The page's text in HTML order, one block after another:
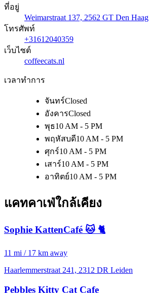
ที่อยู่
Weimarstraat 137, 2562 GT Den Haag
โทรศัพท์
+31612040359
เว็บไซต์
coffeecats.nl
เวลาทำการ
จันทร์Closed
อังคารClosed
พุธ10 AM - 5 PM
พฤหัสบดี10 AM - 5 PM
ศุกร์10 AM - 5 PM
เสาร์10 AM - 5 PM
อาทิตย์10 AM - 5 PM
แคทคาเฟ่ใกล้เคียง
Sophie KattenCafé 🐱 🐈
11 mi / 17 km away
Haarlemmerstraat 241, 2312 DR Leiden
Pebbles Kitty Cat Cafe